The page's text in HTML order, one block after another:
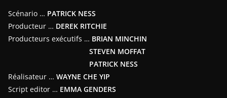
Scénario … PATRICK NESS
Producteur … DEREK RITCHIE
Producteurs exécutifs … BRIAN MINCHIN
STEVEN MOFFAT
PATRICK NESS
Réalisateur … WAYNE CHE YIP
Script editor … EMMA GENDERS